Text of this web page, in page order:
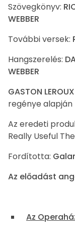
Szövegkönyv:
WEBBER
További versek:
Hangszerelés:
WEBBER
GASTON LEROUX
regénye alapján
Az eredeti
Really Useful
Fordította:
Az előadást
Az